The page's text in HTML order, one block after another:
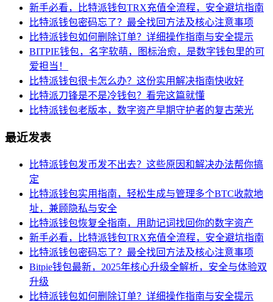
新手必看，比特派钱包TRX充值全流程，安全避坑指南
比特派钱包密码忘了？最全找回方法及核心注意事项
比特派钱包如何删除订单？详细操作指南与安全提示
BITPIE钱包，名字软萌，图标治愈，是数字钱包里的可
爱担当！
比特派钱包很卡怎么办？这份实用解决指南快收好
比特派刀锋是不是冷钱包？看完这篇就懂
比特派钱包老版本，数字资产早期守护者的复古荣光
最近发表
比特派钱包发币发不出去？这些原因和解决办法帮你搞
定
比特派钱包实用指南，轻松生成与管理多个BTC收款地
址，兼顾隐私与安全
比特派钱包恢复全指南，用助记词找回你的数字资产
新手必看，比特派钱包TRX充值全流程，安全避坑指南
比特派钱包密码忘了？最全找回方法及核心注意事项
Bitpie钱包最新，2025年核心升级全解析，安全与体验双
升级
比特派钱包如何删除订单？详细操作指南与安全提示